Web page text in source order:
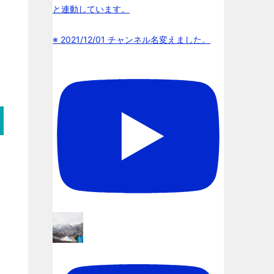
と連動しています。
※ 2021/12/01 チャンネル名変えました。